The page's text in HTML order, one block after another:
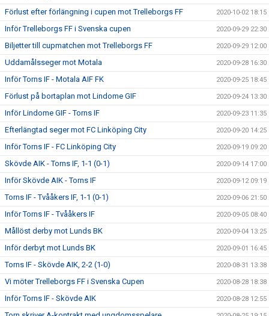
Förlust efter förlängning i cupen mot Trelleborgs FF 2020-10-02 18:15
Inför Trelleborgs FF i Svenska cupen 2020-09-29 22:30
Biljetter till cupmatchen mot Trelleborgs FF 2020-09-29 12:00
Uddamålsseger mot Motala 2020-09-28 16:30
Inför Torns IF - Motala AIF FK 2020-09-25 18:45
Förlust på bortaplan mot Lindome GIF 2020-09-24 13:30
Inför Lindome GIF - Torns IF 2020-09-23 11:35
Efterlängtad seger mot FC Linköping City 2020-09-20 14:25
Inför Torns IF - FC Linköping City 2020-09-19 09:20
Skövde AIK - Torns IF, 1-1 (0-1) 2020-09-14 17:00
Inför Skövde AIK - Torns IF 2020-09-12 09:19
Torns IF - Tvååkers IF, 1-1 (0-1) 2020-09-06 21:50
Inför Torns IF - Tvååkers IF 2020-09-05 08:40
Mållöst derby mot Lunds BK 2020-09-04 13:25
Inför derbyt mot Lunds BK 2020-09-01 16:45
Torns IF - Skövde AIK, 2-2 (1-0) 2020-08-31 13:38
Vi möter Trelleborgs FF i Svenska Cupen 2020-08-28 18:38
Inför Torns IF - Skövde AIK 2020-08-28 12:55